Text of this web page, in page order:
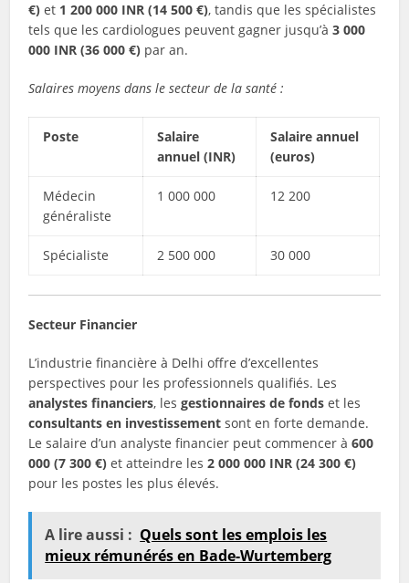
€) et 1 200 000 INR (14 500 €), tandis que les spécialistes
tels que les cardiologues peuvent gagner jusqu’à3 000
000 INR (36 000 €) par an.
Salaires moyens dans le secteur de la santé :
Poste
Salaire
annuel (INR)
Salaire annuel
(euros)
Médecin
généraliste
1 000 000 12 200
Spécialiste 2 500 000 30 000
Secteur Financier
L’industrie financière à Delhi offre d’excellentes
perspectives pour les professionnels qualifiés. Les
analystes financiers, lesgestionnaires de fonds et les
consultants en investissement sont en forte demande.
Le salaire d’un analyste financier peut commencer à600
000 (7 300 €) et atteindre les2 000 000 INR (24 300 €)
pour les postes les plus élevés.
A lire aussi : Quels sont les emplois les
mieux rémunérés en Bade-Wurtemberg